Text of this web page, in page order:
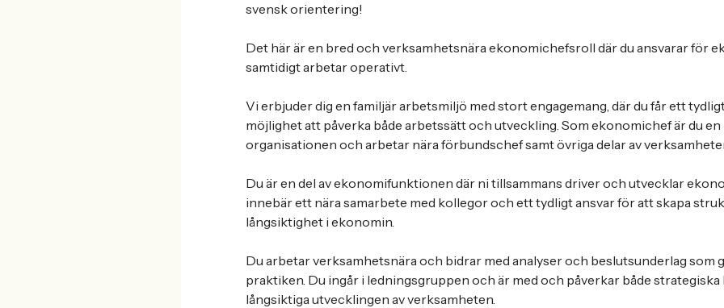
svensk orientering!
Det här är en bred och verksamhetsnära ekonomichefsroll där du ansvarar för
samtidigt arbetar operativt.
Vi erbjuder dig en familjär arbetsmiljö med stort engagemang, där du får ett
möjlighet att påverka både arbetssätt och utveckling. Som ekonomichef är du
organisationen och arbetar nära förbundschef samt övriga delar av
Du är en del av ekonomifunktionen där ni tillsammans driver och utvecklar
innebär ett nära samarbete med kollegor och ett tydligt ansvar för att skapa
långsiktighet i ekonomin.
Du arbetar verksamhetsnära och bidrar med analyser och beslutsunderlag som
praktiken. Du ingår i ledningsgruppen och är med och påverkar både
långsiktiga utvecklingen av verksamheten.